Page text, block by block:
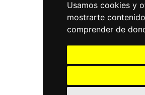
Usamos cookies y
mostrarte
comprender de